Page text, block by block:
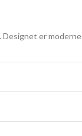
Designet er moderne